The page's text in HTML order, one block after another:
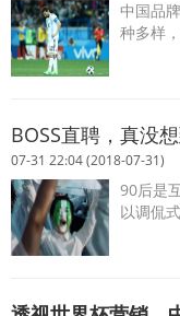
中国品
种多样
BOSS直聘，真没
07-31 22:04 (2018-07-31)
90后是
以调侃